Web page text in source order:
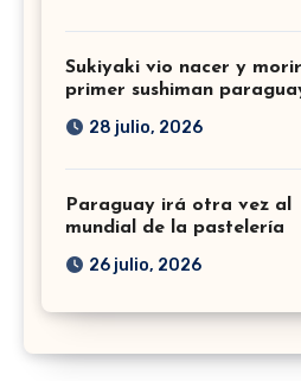
Sukiyaki vio nacer y
primer sushiman
28 julio, 2026
Paraguay irá otra vez al
mundial de la pastelería
26 julio, 2026